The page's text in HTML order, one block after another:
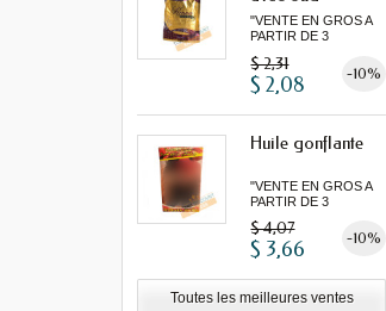
"VENTE EN GROS A
PARTIR DE 3
$ 2,31 -10%
$ 2,08
Huile gonflante
"VENTE EN GROS A
PARTIR DE 3
$ 4,07 -10%
$ 3,66
Toutes les meilleures ventes